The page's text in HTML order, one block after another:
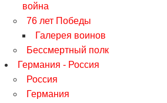
война
76 лет Победы
Галерея воинов
Бессмертный полк
Германия - Россия
Россия
Германия